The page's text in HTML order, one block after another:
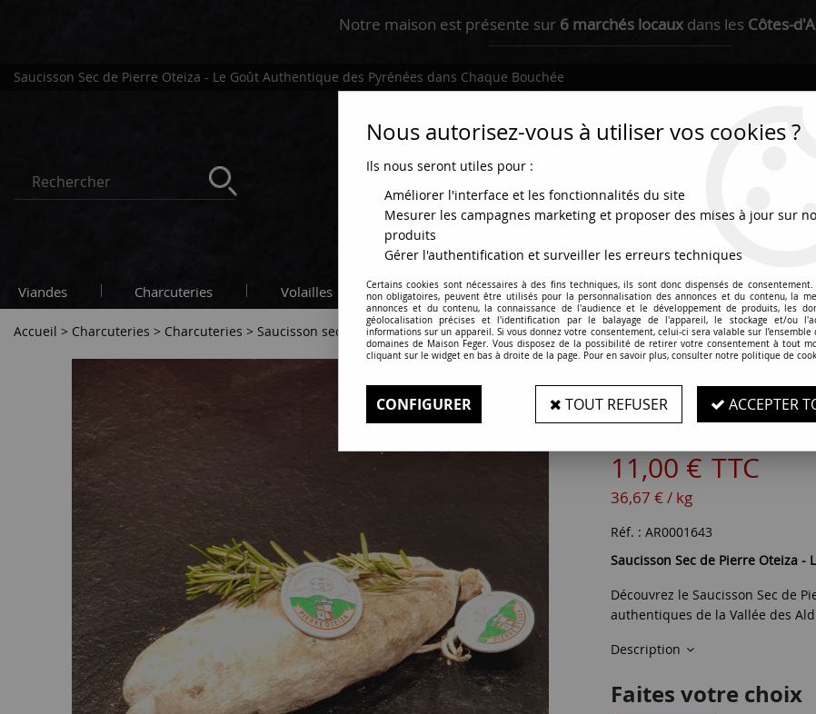
Notre maison est présente sur 6 marchés locaux dans les Côtes-
Saucisson Sec de Pierre Oteiza - Le Goût Authentique des Pyrénées dans Chaque Bouchée
Viandes Charcuteries Volailles Colis / Plateaux Plats cuisinés La boutique
Accueil > Charcuteries > Charcuteries > Saucisson sec
Saucisson sec
Soyez le premier à donner
11,00 €TTC
36,67 € / kg
Réf. : AR0001643
Saucisson Sec de Pierre Oteiza -
Découvrez le Saucisson Sec de
authentiques de la Vallée des
Description
Faites votre choix
Nous autorisez-vous à utiliser vos cookies ?
Ils nous seront utiles pour :
Améliorer l'interface et les fonctionnalités du site
Mesurer les campagnes marketing et proposer des mises à jour sur
produits
Gérer l'authentification et surveiller les erreurs techniques
Certains cookies sont nécessaires à des fins techniques, ils sont donc dispensés de consentement.
non obligatoires, peuvent être utilisés pour la personnalisation des annonces et du contenu, la
annonces et du contenu, la connaissance de l'audience et le développement de produits, les
géolocalisation précises et l'identification par le balayage de l'appareil, le stockage et/ou
informations sur un appareil. Si vous donnez votre consentement, celui-ci sera valable sur l’ensemble
domaines de Maison Feger. Vous disposez de la possibilité de retirer votre consentement à tout
cliquant sur le widget en bas à droite de la page. Pour en savoir plus, consulter notre politique de
CONFIGURER TOUT REFUSER ACCEPTER